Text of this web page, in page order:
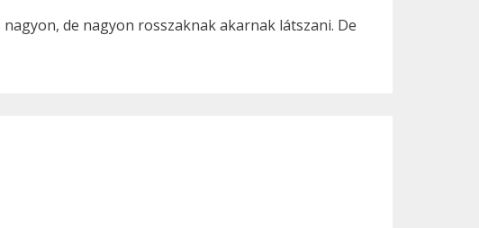
de nagyon rosszaknak akarnak látszani. De